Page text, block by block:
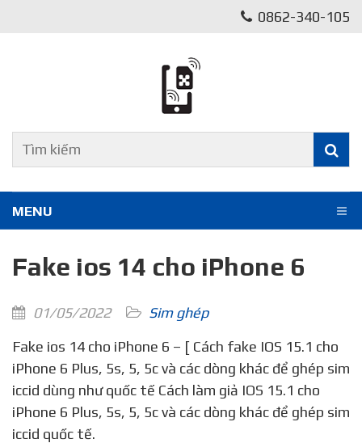
0862-340-105
MENU
Fake ios 14 cho iPhone 6
01/05/2022
Sim ghép
Fake ios 14 cho iPhone 6 – [ Cách fake IOS 15.1 cho
iPhone 6 Plus, 5s, 5, 5c và các dòng khác để ghép sim
iccid dùng như quốc tế Cách làm giả IOS 15.1 cho
iPhone 6 Plus, 5s, 5, 5c và các dòng khác để ghép sim
iccid quốc tế.